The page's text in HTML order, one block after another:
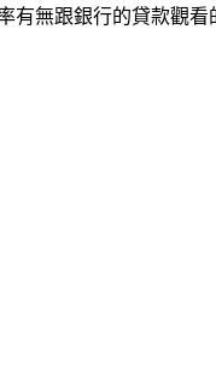
有無跟銀行的貸款觀看